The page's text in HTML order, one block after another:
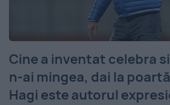
Cine a inventat celebra
n-ai mingea, dai la
Hagi este autorul